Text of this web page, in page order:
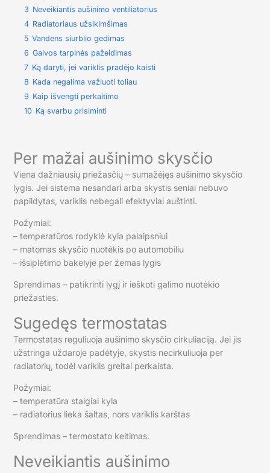
3 Neveikiantis aušinimo ventiliatorius
4 Radiatoriaus užsikimšimas
5 Vandens siurblio gedimas
6 Galvos tarpinės pažeidimas
7 Ką daryti, jei variklis pradėjo kaisti
8 Kada negalima važiuoti toliau
9 Kaip išvengti perkaitimo
10 Ką svarbu prisiminti
Per mažai aušinimo skysčio
Viena dažniausių priežasčių – sumažėjęs aušinimo skysčio
lygis. Jei sistema nesandari arba skystis seniai nebuvo
papildytas, variklis nebegali efektyviai auštinti.
Požymiai:
– temperatūros rodyklė kyla palaipsniui
– matomas skysčio nuotėkis po automobiliu
– išsiplėtimo bakelyje per žemas lygis
Sprendimas – patikrinti lygį ir ieškoti galimo nuotėkio
priežasties.
Sugedęs termostatas
Termostatas reguliuoja aušinimo skysčio cirkuliaciją. Jei jis
užstringa uždaroje padėtyje, skystis necirkuliuoja per
radiatorių, todėl variklis greitai perkaista.
Požymiai:
– temperatūra staigiai kyla
– radiatorius lieka šaltas, nors variklis karštas
Sprendimas – termostato keitimas.
Neveikiantis aušinimo